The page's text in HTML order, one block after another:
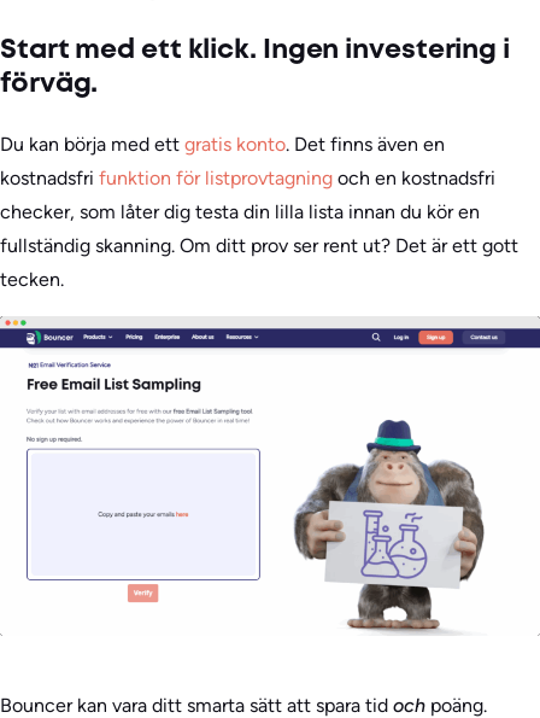
Start med ett klick. Ingen investering i
förväg.
Du kan börja med ett gratis konto. Det finns även en
kostnadsfri funktion för listprovtagning och en kostnadsfri
checker, som låter dig testa din lilla lista innan du kör en
fullständig skanning. Om ditt prov ser rent ut? Det är ett gott
tecken.
Bouncer kan vara ditt smarta sätt att spara tid och poäng.